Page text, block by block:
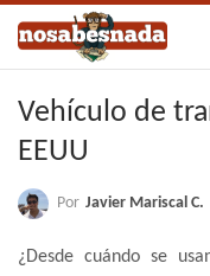
Vehículo de
EEUU
Por Javier Mariscal C.
¿Desde cuándo se